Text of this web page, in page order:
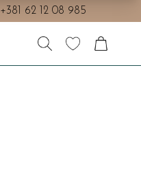
+381 62 12 08 985